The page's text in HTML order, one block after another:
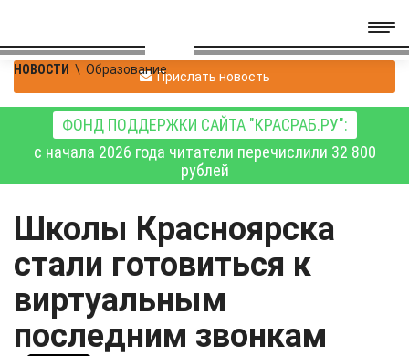
НОВОСТИ \ ОбразованиеПрислать новость
ФОНД ПОДДЕРЖКИ САЙТА "КРАСРАБ.РУ":
с начала 2026 года читатели перечислили 32 800
рублей
Школы Красноярска
стали готовиться к
виртуальным
последним звонкам